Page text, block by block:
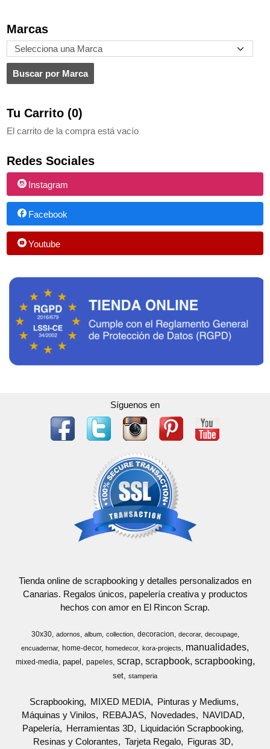
Marcas
Tu Carrito (0)
El carrito de la compra está vacío
Redes Sociales
Instagram
Facebook
Youtube
Síguenos en
Tienda online de scrapbooking y detalles personalizados en
Canarias. Regalos únicos, papelería creativa y productos
hechos con amor en El Rincon Scrap.
30x30 adornos album collection decoracion decorar
decoupage
encuadernar
home-decor homedecor kora-projects manualidades
mixed-media papel papeles scrap scrapbook scrapbooking
set stamperia
Scrapbooking MIXED MEDIA
Pinturas y Mediums
Máquinas y Vinilos
REBAJAS Novedades
NAVIDAD
Papelería
Herramientas 3D
Liquidación Scrapbooking
Resinas y Colorantes
Tarjeta Regalo
Figuras 3D